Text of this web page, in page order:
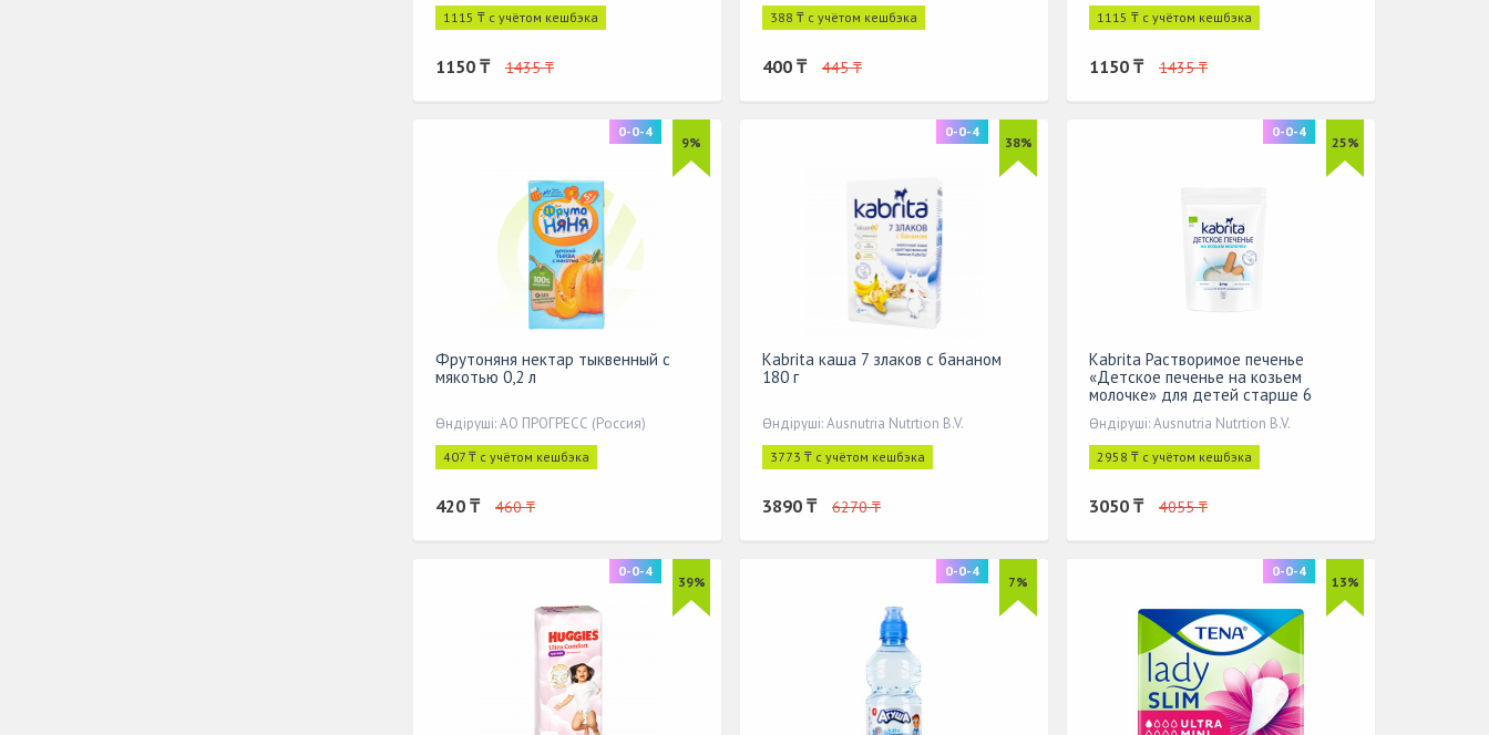
1115 ₸ с учётом кешбэка
1150 ₸ 1435 ₸
388 ₸ с учётом кешбэка
400 ₸ 445 ₸
1115 ₸ с учётом кешбэка
1150 ₸ 1435 ₸
9%
0-0-4
Фрутоняня нектар тыквенный с
мякотью 0,2 л
Өндіруші: АО ПРОГРЕСС (Россия)
407 ₸ с учётом кешбэка
420 ₸ 460 ₸
38%
0-0-4
Kabrita каша 7 злаков с бананом
180 г
Өндіруші: Ausnutria Nutrtion B.V.
3773 ₸ с учётом кешбэка
3890 ₸ 6270 ₸
25%
0-0-4
Kabrita Растворимое печенье
«Детское печенье на козьем
молочке» для детей старше 6
месяцев 0,15 кг
Өндіруші: Ausnutria Nutrtion B.V.
2958 ₸ с учётом кешбэка
3050 ₸ 4055 ₸
39%
0-0-4
7%
0-0-4
13%
0-0-4